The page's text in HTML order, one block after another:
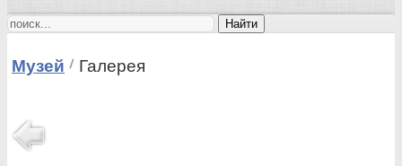
Найти
Музей Галерея